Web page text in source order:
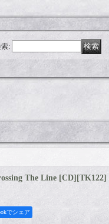
:
The Line [CD] [TK122]
でシェア